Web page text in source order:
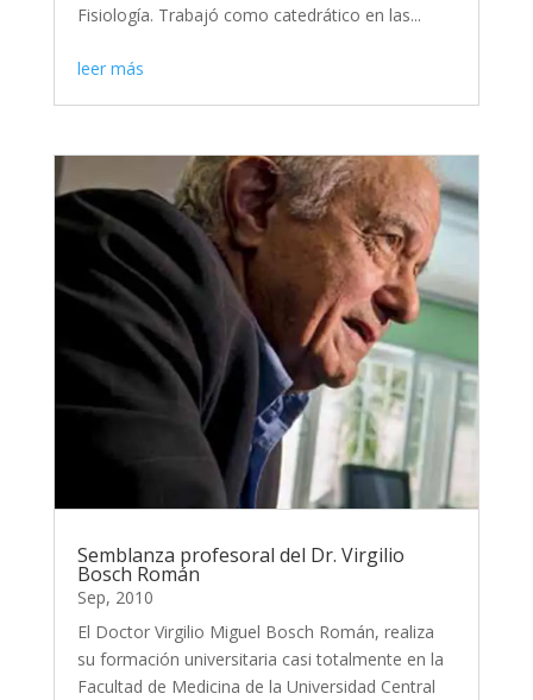
Fisiología. Trabajó como catedrático en las...
leer más
Semblanza profesoral del Dr. Virgilio
Bosch Román
Sep, 2010
El Doctor Virgilio Miguel Bosch Román, realiza
su formación universitaria casi totalmente en la
Facultad de Medicina de la Universidad Central